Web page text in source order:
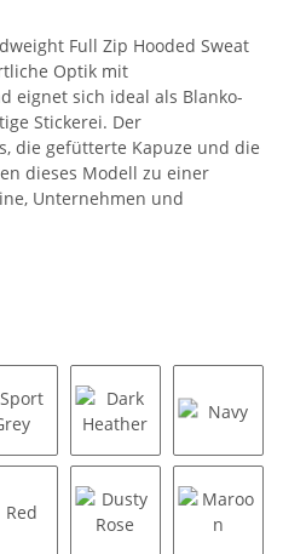
Full Zip Hooded Sweat
Optik mit
eignet sich ideal als Blanko-
Stickerei. Der
die gefütterte Kapuze und die
dieses Modell zu einer
Unternehmen und
Sport Grey Dark HeatherNavy